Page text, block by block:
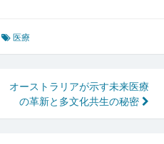
医療
オーストラリアが示す未来医療
の革新と多文化共生の秘密